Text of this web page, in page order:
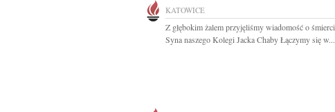
KATOWICE
Z głębokim żalem przyjęliśmy wiadomość o śmierci
Syna naszego Kolegi Jacka Chaby Łączymy się w...